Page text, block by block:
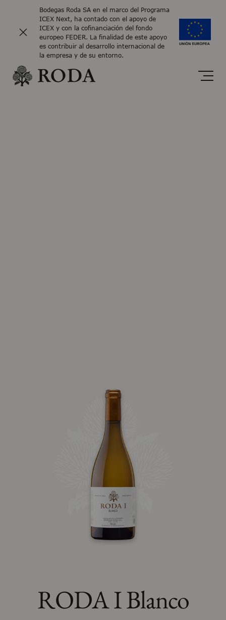
Bodegas Roda SA en el marco del Programa
ICEX Next, ha contado con el apoyo de
ICEX y con la cofinanciación del fondo
europeo FEDER. La finalidad de este apoyo
es contribuir al desarrollo internacional de
la empresa y de su entorno.
RODA I Blanco